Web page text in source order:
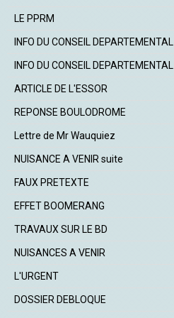
LE PPRM
INFO DU CONSEIL DEPARTEMENTAL
INFO DU CONSEIL DEPARTEMENTAL
ARTICLE DE L'ESSOR
REPONSE BOULODROME
Lettre de Mr Wauquiez
NUISANCE A VENIR suite
FAUX PRETEXTE
EFFET BOOMERANG
TRAVAUX SUR LE BD
NUISANCES A VENIR
L'URGENT
DOSSIER DEBLOQUE